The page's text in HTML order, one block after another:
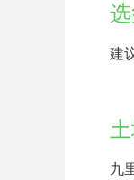
建
九